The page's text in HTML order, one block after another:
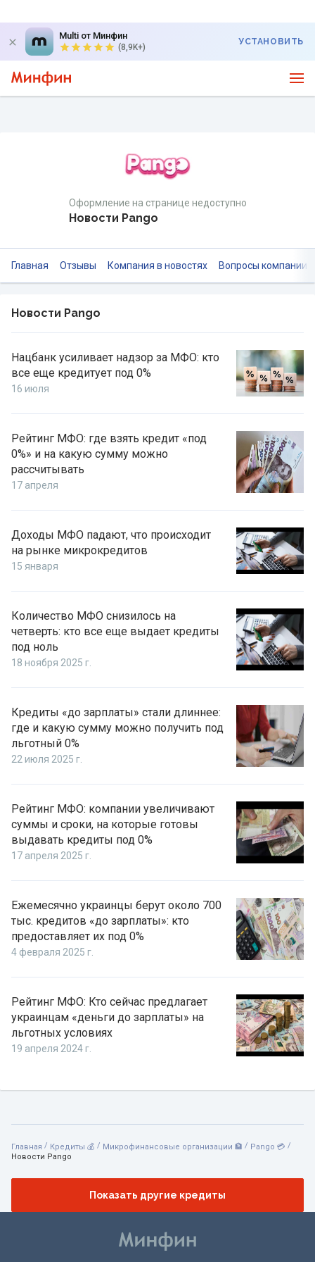
Multi от Минфин
(8,9K+)
УСТАНОВИТЬ
Оформление на странице недоступно
Новости Pango
Главная Отзывы Компания в новостях Вопросы компании
Новости Pango
Нацбанк усиливает надзор за МФО: кто
все еще кредитует под 0%
16 июля
Рейтинг МФО: где взять кредит «под
0%» и на какую сумму можно
рассчитывать
17 апреля
Доходы МФО падают, что происходит
на рынке микрокредитов
15 января
Количество МФО снизилось на
четверть: кто все еще выдает кредиты
под ноль
18 ноября 2025 г.
Кредиты «до зарплаты» стали длиннее:
где и какую сумму можно получить под
льготный 0%
22 июля 2025 г.
Рейтинг МФО: компании увеличивают
суммы и сроки, на которые готовы
выдавать кредиты под 0%
17 апреля 2025 г.
Ежемесячно украинцы берут около 700
тыс. кредитов «до зарплаты»: кто
предоставляет их под 0%
4 февраля 2025 г.
Рейтинг МФО: Кто сейчас предлагает
украинцам «деньги до зарплаты» на
льготных условиях
19 апреля 2024 г.
Главная / Кредиты 💰 / Микрофинансовые организации 🏦 / Pango 💳 /
Новости Pango
Показать другие кредиты